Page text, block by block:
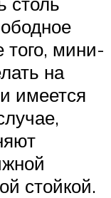
того, мини-
на
имеется
стойкой.